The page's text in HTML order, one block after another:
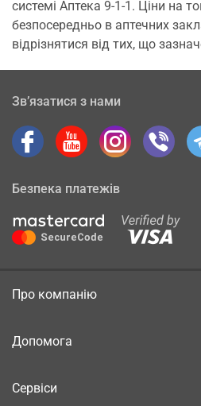
системі Аптека 9-1-1. Ціни на
безпосередньо в аптечних
відрізнятися від тих, що
Зв’язатися з нами
Безпека платежів
Про компанію
Допомога
Сервіси